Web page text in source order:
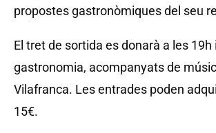
propostes gastronòmiques del seu
El tret de sortida es donarà a les
gastronomia, acompanyats de
Vilafranca. Les entrades poden
15€.